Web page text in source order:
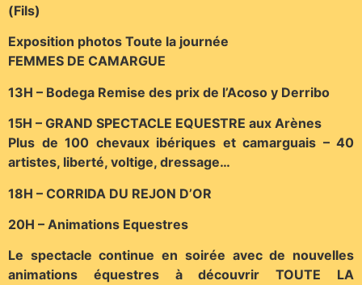
(Fils)
Exposition photos Toute la journée
FEMMES DE CAMARGUE
13H – Bodega Remise des prix de l’Acoso y Derribo
15H – GRAND SPECTACLE EQUESTRE aux Arènes
Plus de 100 chevaux ibériques et camarguais – 40
artistes, liberté, voltige, dressage…
18H – CORRIDA DU REJON D’OR
20H – Animations Equestres
Le spectacle continue en soirée avec de nouvelles
animations équestres à découvrir TOUTE LA